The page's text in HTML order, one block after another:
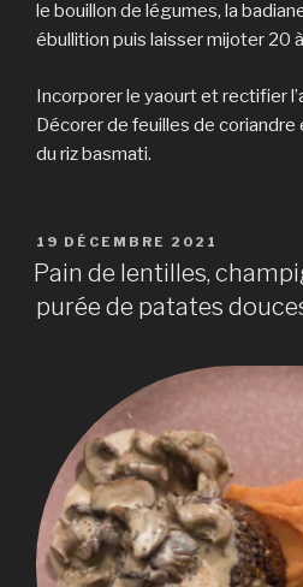
le bouillon de légumes, la
ébullition puis laisser mijoter 20
Incorporer le yaourt et rectifier
Décorer de feuilles de coriandre
du riz basmati.
PUBLIÉ
LE
19 DÉCEMBRE 2021
Pain de lentilles,
purée de patates